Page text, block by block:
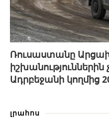
Ռուսաստանը
իշխանություններին
Ադրբեջանի կողմից
լրահոս